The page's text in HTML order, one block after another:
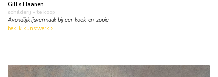
Gillis Haanen
schilderij • te koop
Avondlijk ijsvermaak bij een koek-en-zopie
bekijk kunstwerk